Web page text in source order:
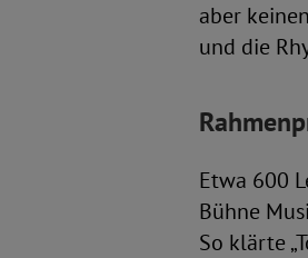
aber
und die
Etwa 600
Bühne
So klärte